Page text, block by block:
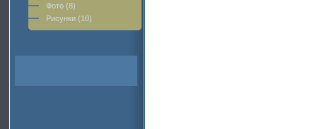
Фото (8)
Рисунки (10)